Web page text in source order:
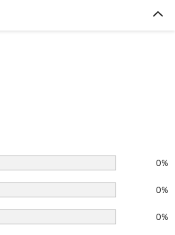
0%
0%
0%